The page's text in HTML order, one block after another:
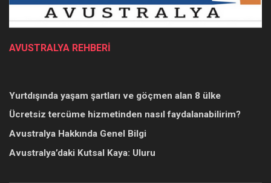
AVUSTRALYA REHBERİ
Yurtdışında yaşam şartları ve göçmen alan 8 ülke
Ücretsiz tercüme hizmetinden nasıl faydalanabilirim?
Avustralya Hakkında Genel Bilgi
Avustralya’daki Kutsal Kaya: Uluru